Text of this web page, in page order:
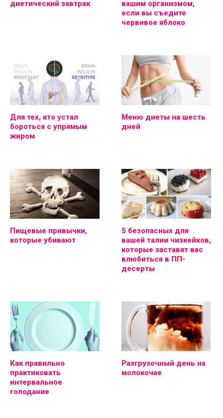
диетический завтрак
вашим организмом,
если вы съедите
червивое яблоко
Для тех, кто устал
бороться с упрямым
жиром
Меню диеты на шесть
дней
Пищевые привычки,
которые убивают
5 безопасных для
вашей талии чизкейков,
которые заставят вас
влюбиться в ПП-
десерты
Как правильно
практиковать
интервальное
голодание
Разгрузочный день на
молокочае